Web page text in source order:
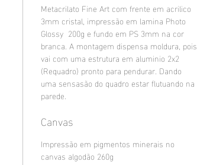
Metacrilato Fine Art com frente em acrilico
3mm cristal, impressão em lamina Photo
Glossy 200g e fundo em PS 3mm na cor
branca. A montagem dispensa moldura, pois
vai com uma estrutura em aluminio 2x2
(Requadro) pronto para pendurar. Dando
uma sensasão do quadro estar flutuando na
parede.
Canvas
Impressão em pigmentos minerais no
canvas algodão 260g